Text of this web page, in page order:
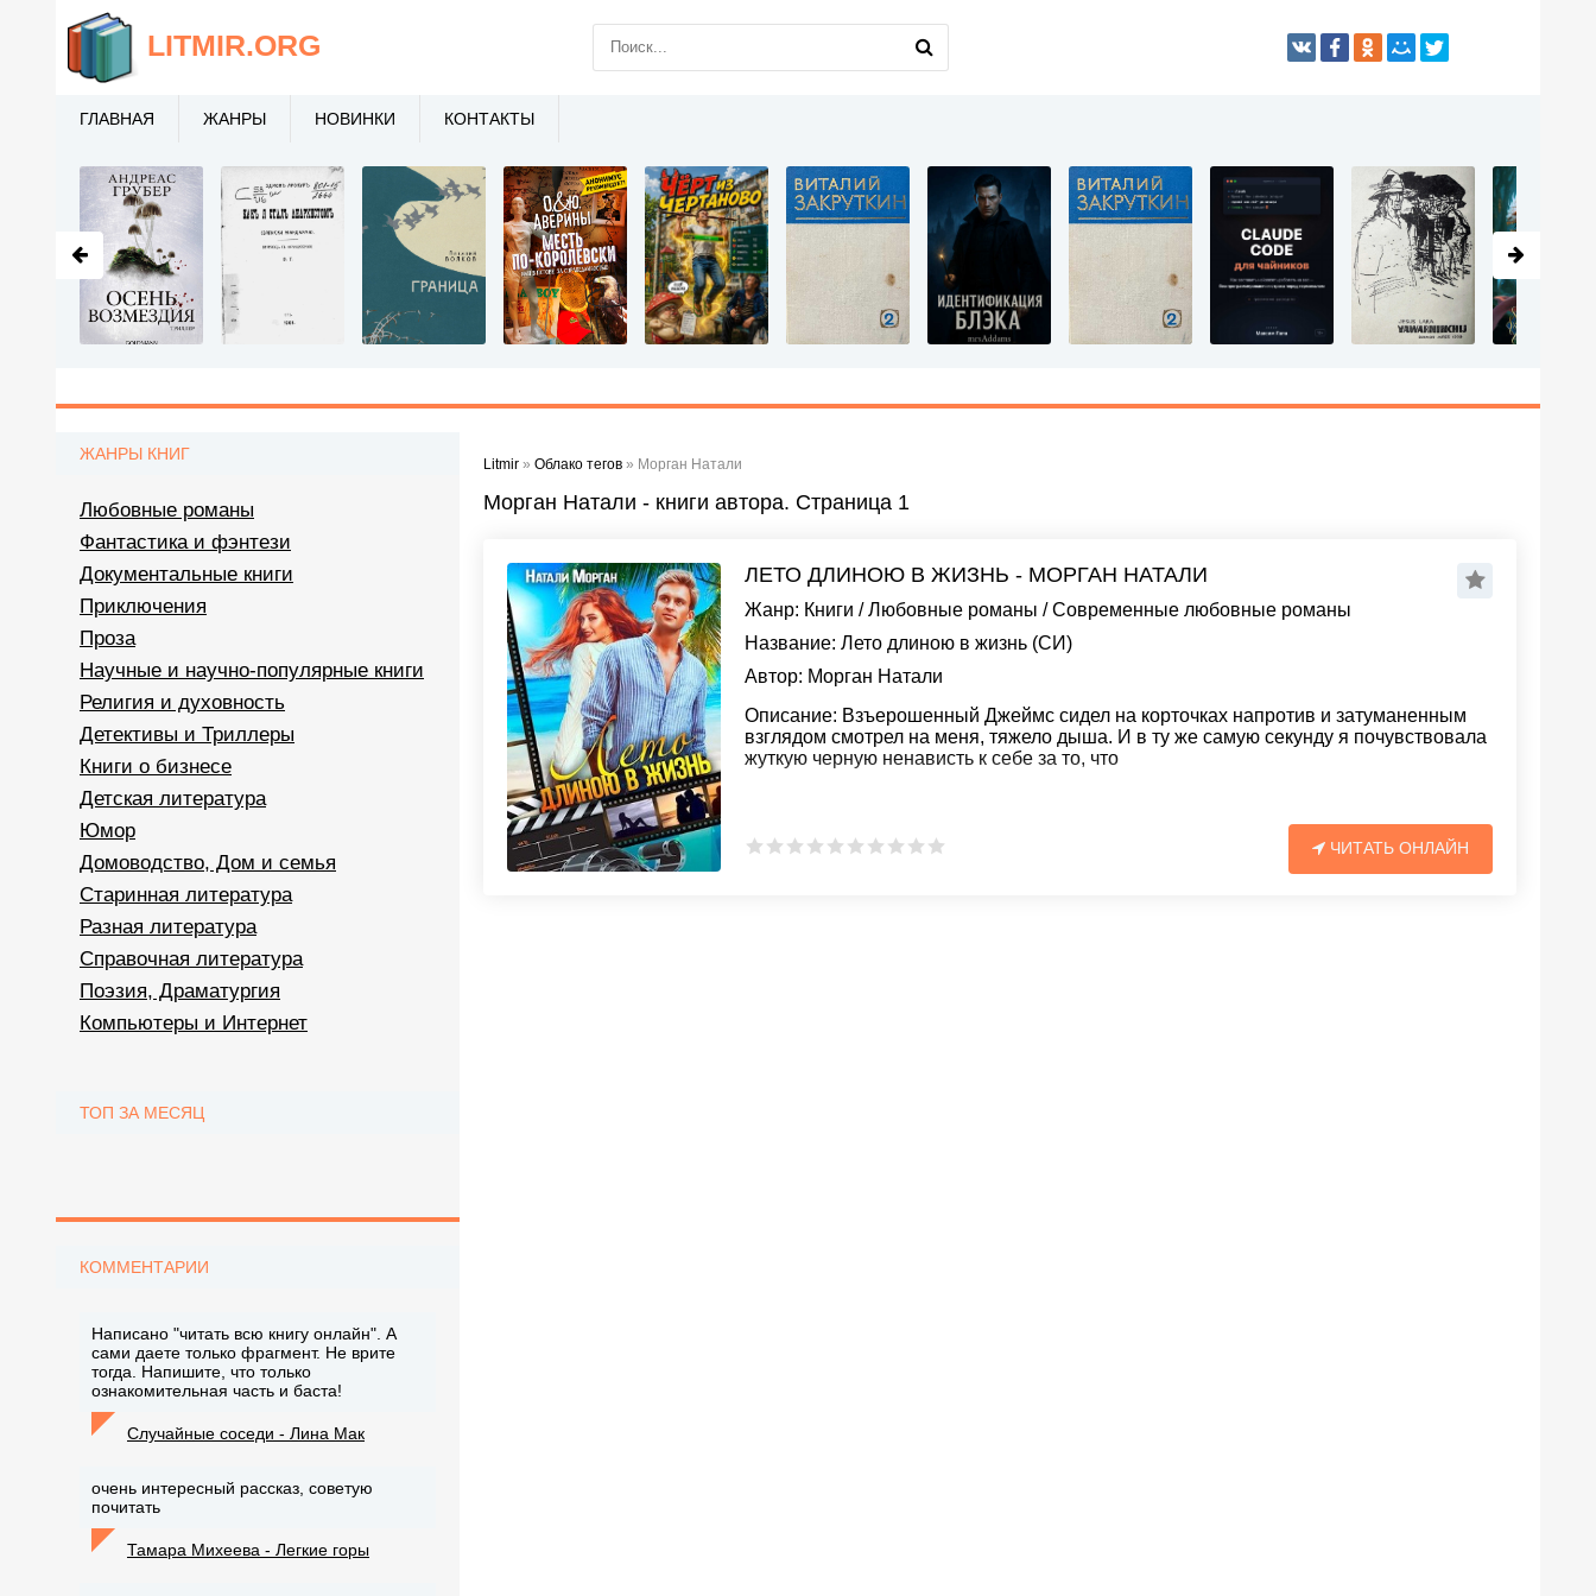
Litmir » Облако тегов » Морган Натали
Морган Натали - книги автора. Страница 1
ЛЕТО ДЛИНОЮ В ЖИЗНЬ - МОРГАН НАТАЛИ
Жанр: Книги /Любовные романы /Современные любовные романы
Название: Лето длиною в жизнь (СИ)
Автор: Морган Натали
Описание: Взъерошенный Джеймс сидел на корточках напротив и затуманенным
взглядом смотрел на меня, тяжело дыша. И в ту же самую секунду я почувствовала
жуткую черную ненависть к себе за то, что
ЧИТАТЬ ОНЛАЙН
ЖАНРЫ КНИГ
Любовные романы
Фантастика и фэнтези
Документальные книги
Приключения
Проза
Научные и научно-популярные книги
Религия и духовность
Детективы и Триллеры
Книги о бизнесе
Детская литература
Юмор
Домоводство, Дом и семья
Старинная литература
Разная литература
Справочная литература
Поэзия, Драматургия
Компьютеры и Интернет
ТОП ЗА МЕСЯЦ
КОММЕНТАРИИ
Написано "читать всю книгу онлайн". А
сами даете только фрагмент. Не врите
тогда. Напишите, что только
ознакомительная часть и баста!
Случайные соседи - Лина Мак
очень интересный рассказ, советую
почитать
Тамара Михеева - Легкие горы
LITMIR.ORG
ГЛАВНАЯ ЖАНРЫ НОВИНКИ КОНТАКТЫ